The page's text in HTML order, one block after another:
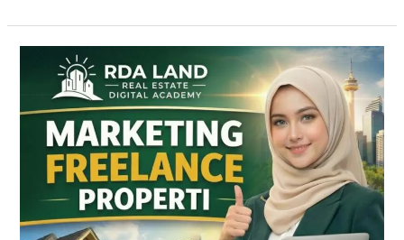
Lowongan
Marketing
Freelance
Properti
Peluang
Income
Properti
|